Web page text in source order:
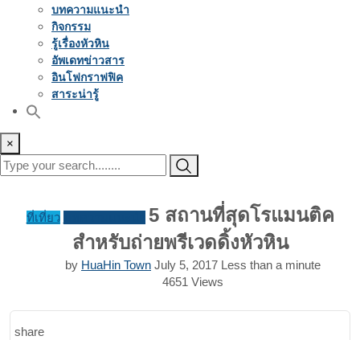
บทความแนะนำ
กิจกรรม
รู้เรื่องหัวหิน
อัพเดทข่าวสาร
อินโฟกราฟฟิค
สาระน่ารู้
×
ที่เที่ยว
5 สถานที่สุดโรแมนติค
สำหรับถ่ายพรีเวดดิ้งหัวหิน
by HuaHin Town July 5, 2017 Less than a minute
4651 Views
share